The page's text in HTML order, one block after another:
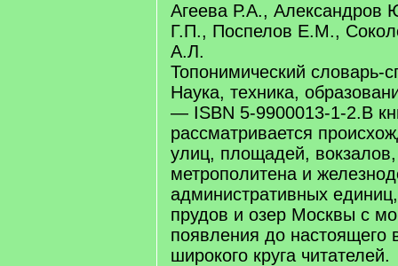
Агеева Р.А., Александров
Г.П., Поспелов Е.М.,
А.Л.
Топонимический
Наука, техника,
— ISBN 5-9900013-1-2.В
рассматривается
улиц, площадей, вокзалов,
метрополитена и
административных
прудов и озер Москвы с
появления до настоящего
широкого круга читателей.